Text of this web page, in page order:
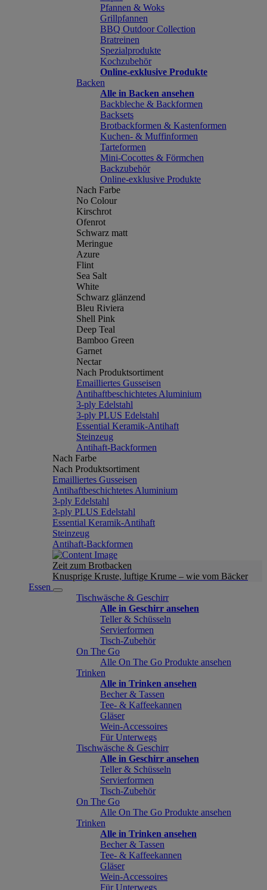
Pfannen & Woks
Grillpfannen
BBQ Outdoor Collection
Bratreinen
Spezialprodukte
Kochzubehör
Online-exklusive Produkte
Backen
Alle in Backen ansehen
Backbleche & Backformen
Backsets
Brotbackformen & Kastenformen
Kuchen- & Muffinformen
Tarteformen
Mini-Cocottes & Förmchen
Backzubehör
Online-exklusive Produkte
Nach Farbe
No Colour
Kirschrot
Ofenrot
Schwarz matt
Meringue
Azure
Flint
Sea Salt
White
Schwarz glänzend
Bleu Riviera
Shell Pink
Deep Teal
Bamboo Green
Garnet
Nectar
Nach Produktsortiment
Emailliertes Gusseisen
Antihaftbeschichtetes Aluminium
3-ply Edelstahl
3-ply PLUS Edelstahl
Essential Keramik-Antihaft
Steinzeug
Antihaft-Backformen
Nach Farbe
Nach Produktsortiment
Emailliertes Gusseisen
Antihaftbeschichtetes Aluminium
3-ply Edelstahl
3-ply PLUS Edelstahl
Essential Keramik-Antihaft
Steinzeug
Antihaft-Backformen
Zeit zum Brotbacken
Knusprige Kruste, luftige Krume – wie vom Bäcker
Essen
Tischwäsche & Geschirr
Alle in Geschirr ansehen
Teller & Schüsseln
Servierformen
Tisch-Zubehör
On The Go
Alle On The Go Produkte ansehen
Trinken
Alle in Trinken ansehen
Becher & Tassen
Tee- & Kaffeekannen
Gläser
Wein-Accessoires
Für Unterwegs
Tischwäsche & Geschirr
Alle in Geschirr ansehen
Teller & Schüsseln
Servierformen
Tisch-Zubehör
On The Go
Alle On The Go Produkte ansehen
Trinken
Alle in Trinken ansehen
Becher & Tassen
Tee- & Kaffeekannen
Gläser
Wein-Accessoires
Für Unterwegs